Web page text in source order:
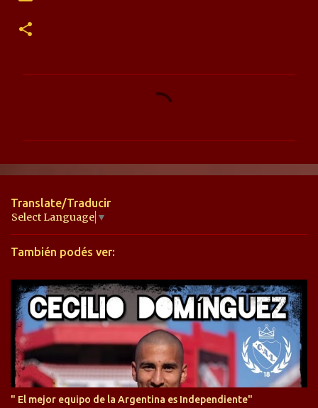
n
a
r
i
s
Translate/Traducir
Select Language ▼
También podés ver:
" El mejor equipo de la Argentina es Independiente"